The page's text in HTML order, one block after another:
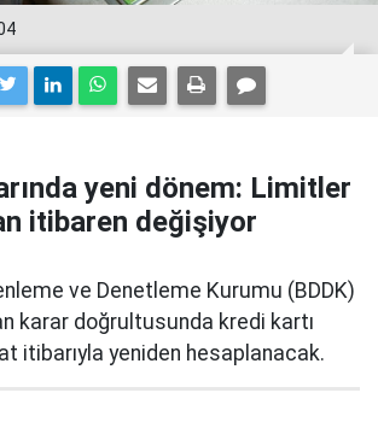
yeni dönem: Limitler
itibaren değişiyor
ve Denetleme Kurumu (BDDK)
karar doğrultusunda kredi kartı
itibarıyla yeniden hesaplanacak.